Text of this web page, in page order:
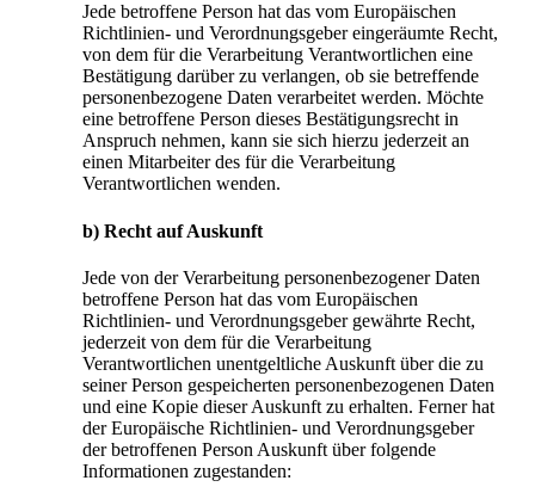
Jede betroffene Person hat das vom Europäischen
Richtlinien- und Verordnungsgeber eingeräumte Recht,
von dem für die Verarbeitung Verantwortlichen eine
Bestätigung darüber zu verlangen, ob sie betreffende
personenbezogene Daten verarbeitet werden. Möchte
eine betroffene Person dieses Bestätigungsrecht in
Anspruch nehmen, kann sie sich hierzu jederzeit an
einen Mitarbeiter des für die Verarbeitung
Verantwortlichen wenden.
b) Recht auf Auskunft
Jede von der Verarbeitung personenbezogener Daten
betroffene Person hat das vom Europäischen
Richtlinien- und Verordnungsgeber gewährte Recht,
jederzeit von dem für die Verarbeitung
Verantwortlichen unentgeltliche Auskunft über die zu
seiner Person gespeicherten personenbezogenen Daten
und eine Kopie dieser Auskunft zu erhalten. Ferner hat
der Europäische Richtlinien- und Verordnungsgeber
der betroffenen Person Auskunft über folgende
Informationen zugestanden: